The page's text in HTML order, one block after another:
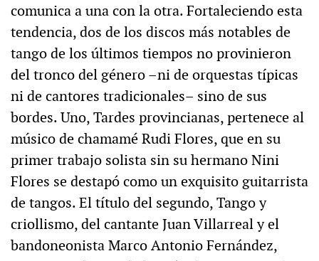
comunica a una con la otra. Fortaleciendo esta
tendencia, dos de los discos más notables de
tango de los últimos tiempos no provinieron
del tronco del género –ni de orquestas típicas
ni de cantores tradicionales– sino de sus
bordes. Uno, Tardes provincianas, pertenece al
músico de chamamé Rudi Flores, que en su
primer trabajo solista sin su hermano Nini
Flores se destapó como un exquisito guitarrista
de tangos. El título del segundo, Tango y
criollismo, del cantante Juan Villarreal y el
bandoneonista Marco Antonio Fernández,